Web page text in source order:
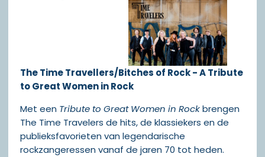
The Time Travellers/Bitches of Rock - A Tribute
to Great Women in Rock
Met een Tribute to Great Women in Rockbrengen
The Time Travelers de hits, de klassiekers en de
publieksfavorieten van legendarische
rockzangeressen vanaf de jaren 70 tot heden.